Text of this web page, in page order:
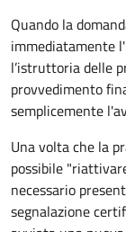
Quando la
immediatamente
l’istruttoria delle
provvedimento
semplicemente
Una volta che la
possibile
necessario
segnalazione